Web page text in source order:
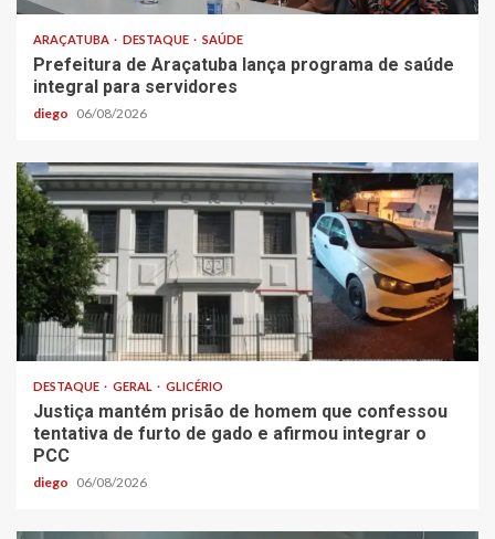
ARAÇATUBA DESTAQUE SAÚDE
Prefeitura de Araçatuba lança programa de saúde
integral para servidores
diego 06/08/2026
DESTAQUE GERAL GLICÉRIO
Justiça mantém prisão de homem que confessou
tentativa de furto de gado e afirmou integrar o
PCC
diego 06/08/2026